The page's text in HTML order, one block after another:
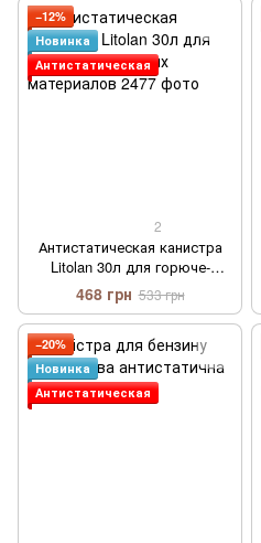
−12%
Новинка
Антистатическая
2
Антистатическая канистра
Litolan 30л для горюче-
смазочных материалов
468 грн 533 грн
−20%
Новинка
Антистатическая